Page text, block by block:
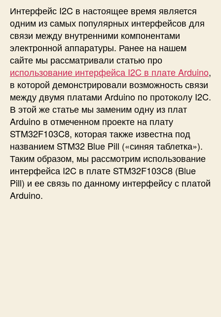
о
л
ь
з
о
в
а
н
и
и
н
т
е
р
ф
е
Интерфейс I2C в настоящее время является
одним из самых популярных интерфейсов для
связи между внутренними компонентами
электронной аппаратуры. Ранее на нашем
сайте мы рассматривали статью про
использование интерфейса I2C в плате Arduino,
в которой демонстрировали возможность связи
между двумя платами Arduino по протоколу I2C.
В этой же статье мы заменим одну из плат
Arduino в отмеченном проекте на плату
STM32F103C8, которая также известна под
названием STM32 Blue Pill («синяя таблетка»).
Таким образом, мы рассмотрим использование
интерфейса I2C в плате STM32F103C8 (Blue
Pill) и ее связь по данному интерфейсу с платой
Arduino.